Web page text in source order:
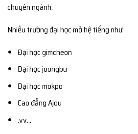
chuyên ngành.
Nhiều trường đại học mở hệ tiếng như:
Đại học gimcheon
Đại học joongbu
Đại học mokpo
Cao đẳng Ajou
.vv…